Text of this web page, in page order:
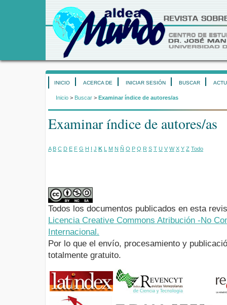
INICIO ACERCA DE INICIAR SESIÓN BUSCAR
Inicio > Buscar > Examinar índice de autores/as
Examinar índice de autores/as
A B C D E F G H I J K L M N Ñ O P Q R S T U V W X Y Z Todo
Todos los documentos publicados en esta
Licencia Creative Commons Atribución -No
Internacional.
Por lo que el envío, procesamiento y
totalmente gratuito.